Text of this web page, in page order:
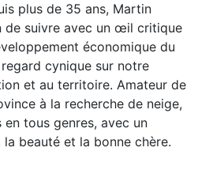
plus de 35 ans, Martin
de suivre avec un œil critique
économique du
cynique sur notre
et au territoire. Amateur de
à la recherche de neige,
tous genres, avec un
beauté et la bonne chère.